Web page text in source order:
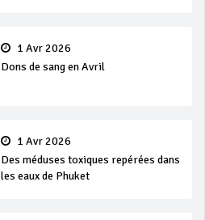
1 Avr 2026
Dons de sang en Avril
1 Avr 2026
Des méduses toxiques repérées dans
les eaux de Phuket